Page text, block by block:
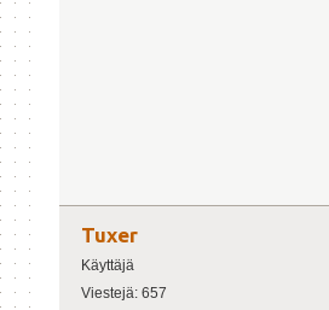
Tuxer
Käyttäjä
Viestejä: 657